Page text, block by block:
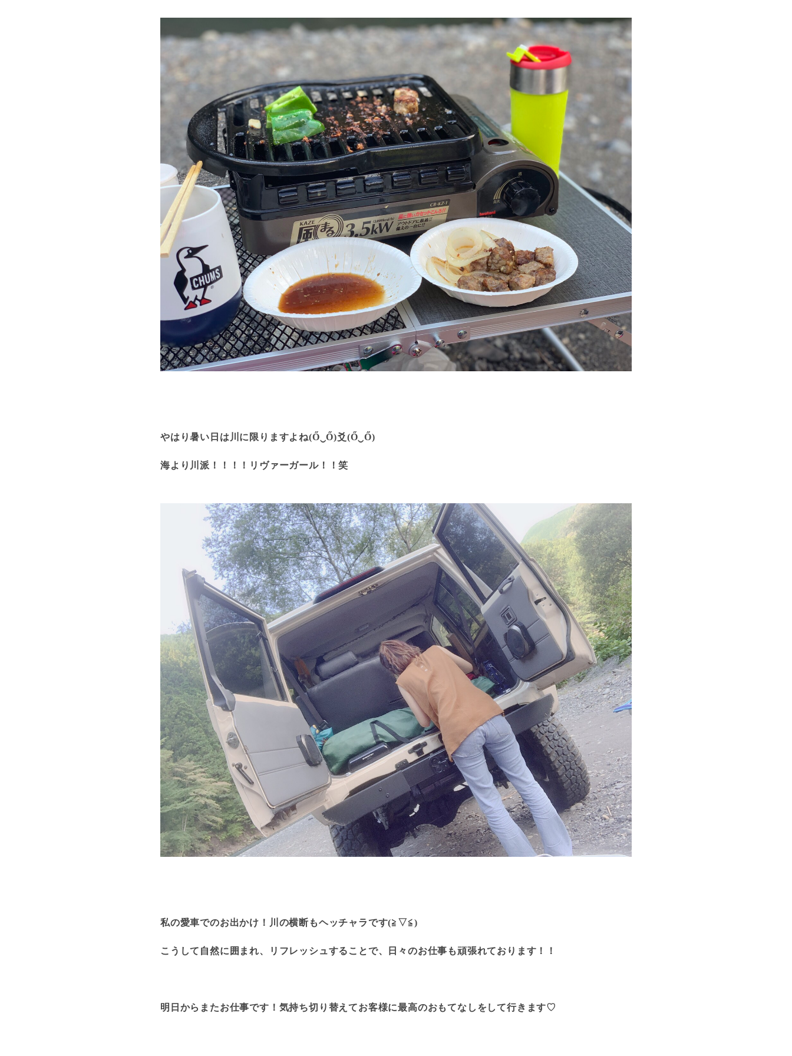
やはり暑い日は川に限りますよね(Ő‿Ő)爻(Ő‿Ő)
海より川派！！！！リヴァーガール！！笑
私の愛車でのお出かけ！川の横断もヘッチャラです(≧▽≦)
こうして自然に囲まれ、リフレッシュすることで、日々のお仕事も頑張れております！！
明日からまたお仕事です！気持ち切り替えてお客様に最高のおもてなしをして行きます♡